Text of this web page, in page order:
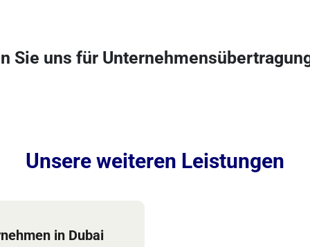
Sie uns für
Unsere weiteren Leistungen
in Dubai